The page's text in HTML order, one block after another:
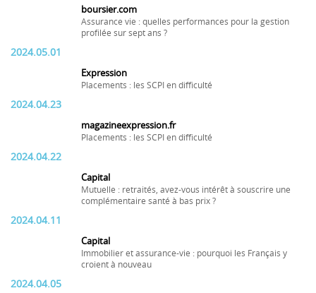
boursier.com
Assurance vie : quelles performances pour la gestion
profilée sur sept ans ?
2024.05.01
Expression
Placements : les SCPI en difficulté
2024.04.23
magazineexpression.fr
Placements : les SCPI en difficulté
2024.04.22
Capital
Mutuelle : retraités, avez-vous intérêt à souscrire une
complémentaire santé à bas prix ?
2024.04.11
Capital
Immobilier et assurance-vie : pourquoi les Français y
croient à nouveau
2024.04.05